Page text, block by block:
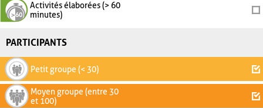
Activités élaborées (> 60
minutes)
PARTICIPANTS
Petit groupe (< 30)
Moyen groupe (entre 30
et 100)